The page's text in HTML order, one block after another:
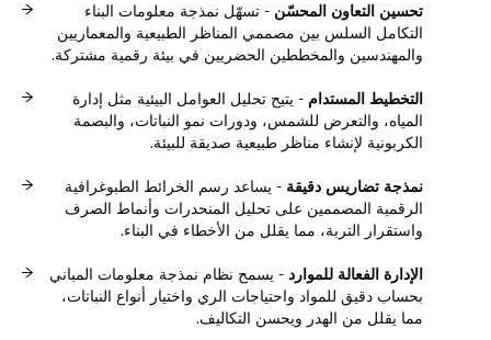
تحسين التعاون المحسّن - تسهّل نمذجة معلومات البناء
التكامل السلس بين مصممي المناظر الطبيعية والمعماريين
والمهندسين والمخططين الحضريين في بيئة رقمية مشتركة.
التخطيط المستدام - يتيح تحليل العوامل البيئية مثل إدارة
المياه، والتعرض للشمس، ودورات نمو النباتات، والبصمة
الكربونية لإنشاء مناظر طبيعية صديقة للبيئة.
نمذجة تضاريس دقيقة - يساعد رسم الخرائط الطبوغرافية
الرقمية المصممين على تحليل المنحدرات وأنماط الصرف
واستقرار التربة، مما يقلل من الأخطاء في البناء.
الإدارة الفعالة للموارد - يسمح نظام نمذجة معلومات المباني
بحساب دقيق للمواد واحتياجات الري واختيار أنواع النباتات،
مما يقلل من الهدر ويحسن التكاليف.